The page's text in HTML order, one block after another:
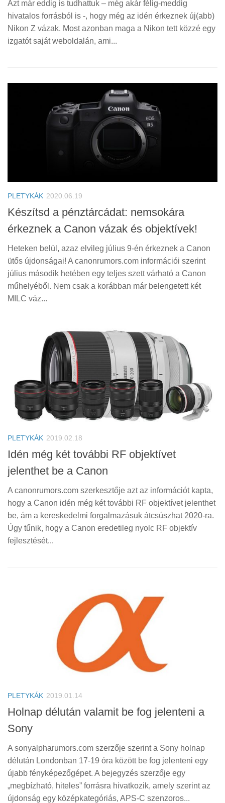
Azt már eddig is tudhattuk – még akár félig-meddig
hivatalos forrásból is -, hogy még az idén érkeznek új(abb)
Nikon Z vázak. Most azonban maga a Nikon tett közzé egy
izgatót saját weboldalán, ami...
PLETYKÁK 2020.06.19
Készítsd a pénztárcádat: nemsokára
érkeznek a Canon vázak és objektívek!
Heteken belül, azaz elvileg július 9-én érkeznek a Canon
ütős újdonságai! A canonrumors.com információi szerint
július második hetében egy teljes szett várható a Canon
műhelyéből. Nem csak a korábban már belengetett két
MILC váz...
PLETYKÁK 2019.02.18
Idén még két további RF objektívet
jelenthet be a Canon
A canonrumors.com szerkesztője azt az információt kapta,
hogy a Canon idén még két további RF objektívet jelenthet
be, ám a kereskedelmi forgalmazásuk átcsúszhat 2020-ra.
Úgy tűnik, hogy a Canon eredetileg nyolc RF objektív
fejlesztését...
PLETYKÁK 2019.01.14
Holnap délután valamit be fog jelenteni a
Sony
A sonyalpharumors.com szerzője szerint a Sony holnap
délután Londonban 17-19 óra között be fog jelenteni egy
újabb fényképezőgépet. A bejegyzés szerzője egy
„megbízható, hiteles” forrásra hivatkozik, amely szerint az
újdonság egy középkategóriás, APS-C szenzoros...